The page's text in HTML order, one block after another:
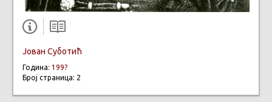
Јован Суботић
Година: 199?
Број страница: 2